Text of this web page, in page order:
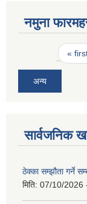
नमुना
Pages«
अन्य
सार्वजनिक
ठेक्का सम्झौता गर्ने
मिति: 07/10/2026